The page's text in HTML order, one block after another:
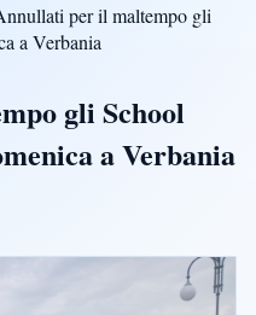
per il maltempo gli
a Verbania
gli School
a Verbania